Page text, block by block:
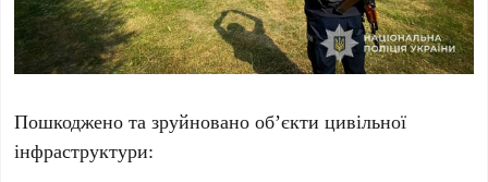
Пошкоджено та зруйновано об’єкти цивільної
інфраструктури: